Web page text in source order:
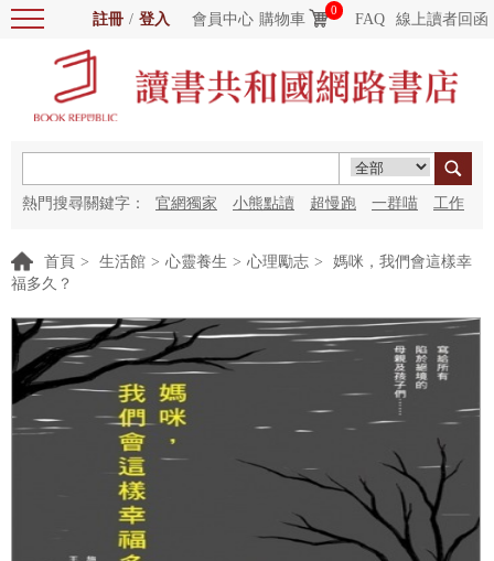
註冊 / 登入 會員中心 購物車
0
FAQ 線上讀者回函
熱門搜尋關鍵字： 官網獨家 小熊點讀 超慢跑 一群喵 工作
首頁 > 生活館 > 心靈養生 > 心理勵志 >
媽咪，我們會這樣幸
福多久？